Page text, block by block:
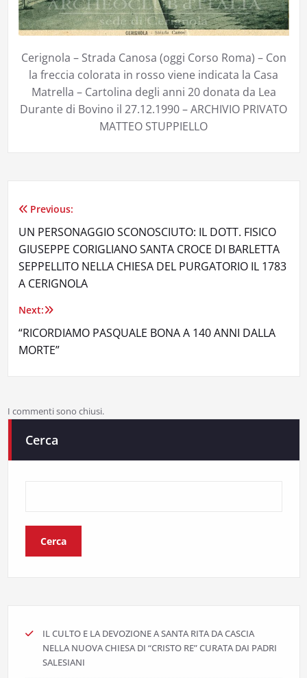
Cerignola – Strada Canosa (oggi Corso Roma) – Con
la freccia colorata in rosso viene indicata la Casa
Matrella – Cartolina degli anni 20 donata da Lea
Durante di Bovino il 27.12.1990 – ARCHIVIO PRIVATO
MATTEO STUPPIELLO
Navigazione
articoli
Previous:
UN PERSONAGGIO SCONOSCIUTO: IL DOTT. FISICO
GIUSEPPE CORIGLIANO SANTA CROCE DI BARLETTA
SEPPELLITO NELLA CHIESA DEL PURGATORIO IL 1783
A CERIGNOLA
Next:
“RICORDIAMO PASQUALE BONA A 140 ANNI DALLA
MORTE”
I commenti sono chiusi.
Cerca
Cerca
IL CULTO E LA DEVOZIONE A SANTA RITA DA CASCIA
NELLA NUOVA CHIESA DI “CRISTO RE” CURATA DAI PADRI
SALESIANI